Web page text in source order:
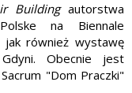
Buildingautorstwa
na Biennale
również wystawę
Obecnie jest
"Dom Praczki"